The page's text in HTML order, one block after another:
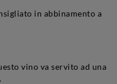
in abbinamento a
vino va servito ad una